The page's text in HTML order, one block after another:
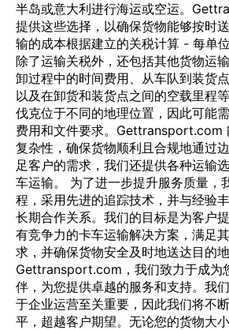
半岛或意大利进行海运或空运。
提供这些选择，以确保货物能够按时
输的成本根据建立的关税计算 - 每单
除了运输关税外，还包括其他货物运
卸过程中的时间费用、从车队到装货
以及在卸货和装货点之间的空载里程
伐克位于不同的地理位置，因此可能
费用和文件要求。Gettransport.com
复杂性，确保货物顺利且合规地通过
足客户的需求，我们还提供各种运输
车运输。 为了进一步提升服务质量，
程，采用先进的追踪技术，并与经验
长期合作关系。我们的目标是为客户
有竞争力的卡车运输解决方案，满足
求，并确保货物安全及时地送达目的
Gettransport.com，我们致力于成为
伴，为您提供卓越的服务和支持。我
于企业运营至关重要，因此我们将不
平，超越客户期望。无论您的货物大